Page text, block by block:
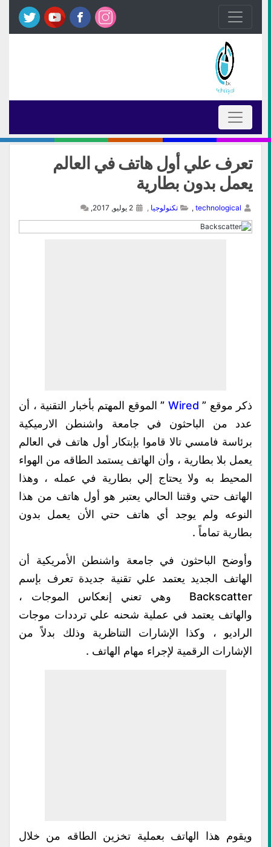
تعرف علي أول هاتف في العالم
يعمل بدون بطارية
technological
, تكنولوجيا ,
ذكر موقع ” Wired ” الموقع المهتم بأخبار التقنية ، أن
عدد من الباحثون في جامعة واشنطن الارميكية
برئاسة فامسي تالا قاموا بإبتكار أول هاتف في العالم
يعمل بلا بطارية ، وأن الهاتف يستمد الطاقه من الهواء
المحيط به ولا يحتاج إلي بطارية في عمله ، وهذا
الهاتف حتي وقتنا الحالي يعتبر هو أول هاتف من هذا
النوعه ولم يوجد أي هاتف حتي الأن يعمل بدون
بطارية تماماً .
وأوضح الباحثون في جامعة واشنطن الأمريكية أن
الهاتف الجديد يعتمد علي تقنية جديدة تعرف بإسم
Backscatter وهي تعني إنعكاس الموجات ،
والهاتف يعتمد في عملية شحنه علي ترددات موجات
الراديو ، وكذا الإشارات التناظرية وذلك بدلاً من
الإشارات الرقمية لإجراء مهام الهاتف .
ويقوم هذا الهاتف بعملية تخزين الطاقه من خلال